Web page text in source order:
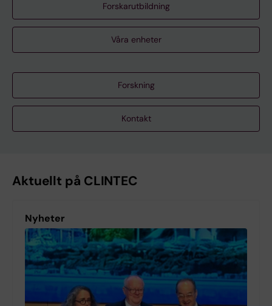
Forskarutbildning
Våra enheter
Forskning
Kontakt
Aktuellt på CLINTEC
Nyheter